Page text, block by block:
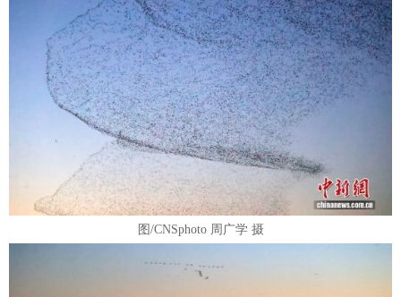
图/CNSphoto 周广学 摄